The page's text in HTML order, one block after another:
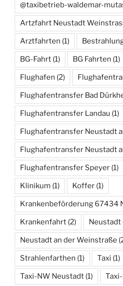
@taxibetrieb-waldemar-
Artzfahrt Neustadt
Arztfahrten (1)
BG-Fahrt (1) BG Fahrten (1)
Flughafen (2)
Flughafentransfer Bad
Flughafentransfer Landau (1)
Flughafentransfer Neustadt
Flughafentransfer Neustadt
Flughafentransfer Speyer (1)
Klinikum (1) Koffer (1)
Krankenbeförderung 67434
Krankenfahrt (2) Neustadt
Neustadt an der Weinstraße
Strahlenfarthen (1) Taxi (1)
Taxi-NW Neustadt (1)